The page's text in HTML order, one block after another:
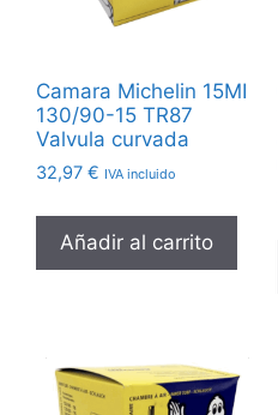
Camara Michelin 15MI
130/90-15 TR87
Valvula curvada
32,97 € IVA incluido
Añadir al carrito